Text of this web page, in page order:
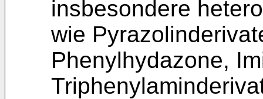
insbesondere
wie
Phenylhydazone,